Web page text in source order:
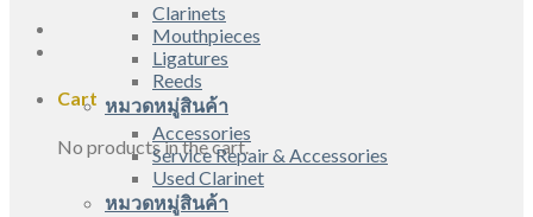
Cart
No products in the cart.
Clarinets
Mouthpieces
Ligatures
Reeds
หมวดหมู่สินค้า
Accessories
Service Repair & Accessories
Used Clarinet
หมวดหมู่สินค้า